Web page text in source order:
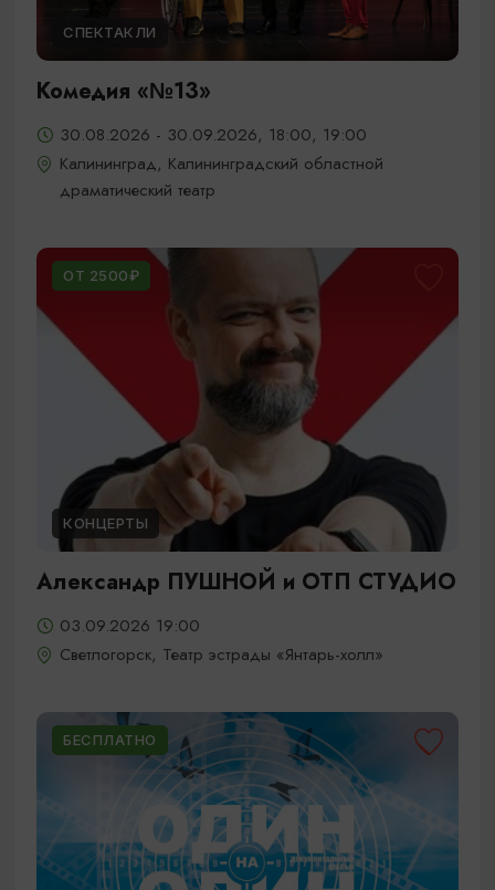
СПЕКТАКЛИ
Комедия «№13»
30.08.2026 - 30.09.2026, 18:00, 19:00
Калининград, Калининградский областной
драматический театр
ОТ 2500₽
КОНЦЕРТЫ
Александр ПУШНОЙ и ОТП СТУДИО
03.09.2026 19:00
Светлогорск, Театр эстрады «Янтарь-холл»
БЕСПЛАТНО